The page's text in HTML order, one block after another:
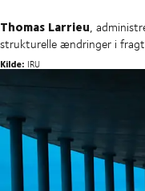
Thomas Larrieu,
strukturelle ændringer i
Kilde: IRU